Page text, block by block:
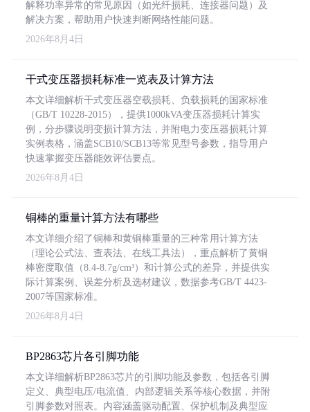
解释功率异常的常见原因（如光纤损耗、连接器问题）及
解决方案，帮助用户快速判断网络性能问题。
2026年8月4日
干式变压器损耗标准一览表及计算方法
本文详细解析干式变压器空载损耗、负载损耗的国家标准
（GB/T 10228-2015），提供1000kVA变压器损耗计算实
例，分步骤说明变损计算方法，并附电力变压器损耗计算
实例表格，涵盖SCB10/SCB13等常见型号参数，指导用户
快速掌握变压器能效评估要点。
2026年8月4日
铜棒的重量计算方法有哪些
本文详细介绍了铜棒和黄铜棒重量的三种常用计算方法
（理论公式法、查表法、在线工具法），重点解析了黄铜
棒密度取值（8.4-8.7g/cm³）和计算公式的差异，并提供实
际计算案例、误差分析及选材建议，数据参考GB/T 4423-
2007等国家标准。
2026年8月4日
BP2863芯片各引脚功能
本文详细解析BP2863芯片的引脚功能及参数，包括各引脚
定义、典型电压/电流值、内部逻辑关系等核心数据，并附
引脚参数对照表。内容涵盖驱动配置、保护机制及典型应